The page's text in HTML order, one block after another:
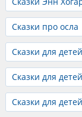
Сказки про осла
Сказки для
Сказки для
Сказки для